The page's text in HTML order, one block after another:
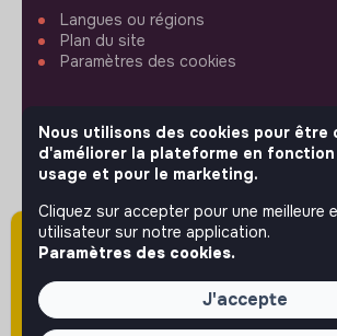
Attention cette annonce a été
plus de 60 jours (le 29/04/2026)
doute expirée ou non mise à jour.
Langues ou régions
Plan du site
Paramètres des cookies
SUIVEZ-NOUS
© 2026 jobs that makesense.
Nous utilisons des cookies pour être
d'améliorer la plateforme en
usage et pour le marketing.
Cliquez sur accepter pour une meilleure
utilisateur sur notre application.
Paramètres des cookies.
J'accepte